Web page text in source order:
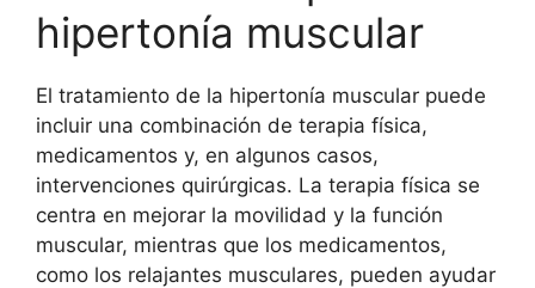
hipertonía muscular
El tratamiento de la hipertonía muscular puede
incluir una combinación de terapia física,
medicamentos y, en algunos casos,
intervenciones quirúrgicas. La terapia física se
centra en mejorar la movilidad y la función
muscular, mientras que los medicamentos,
como los relajantes musculares, pueden ayudar